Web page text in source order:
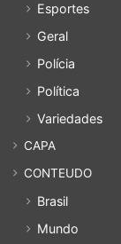
Esportes
Geral
Polícia
Política
Variedades
CAPA
CONTEUDO
Brasil
Mundo